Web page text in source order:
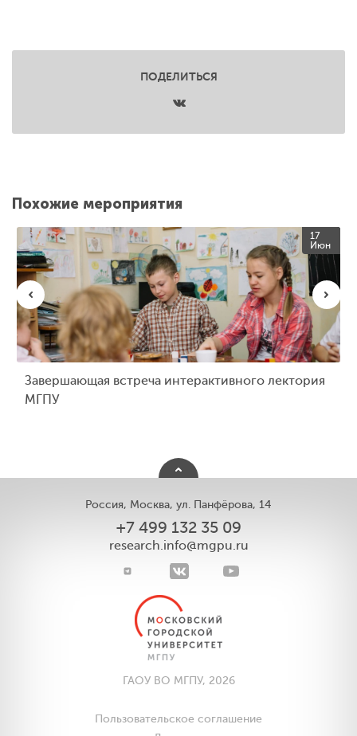
ПОДЕЛИТЬСЯ
Похожие мероприятия
17
Июн
Завершающая встреча интерактивного лектория
МГПУ
Россия, Москва, ул. Панфёрова, 14
+7 499 132 35 09
research.info@mgpu.ru
ГАОУ ВО МГПУ, 2026
Пользовательское соглашение